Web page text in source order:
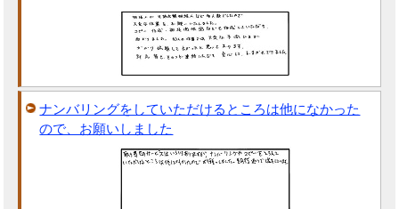
ナンバリングをしていただけるところは他になかった
ので、お願いしました